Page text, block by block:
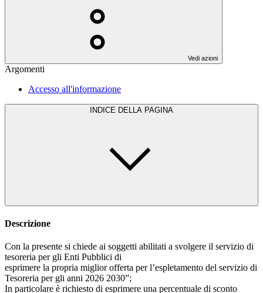
Vedi azioni
Argomenti
Accesso all'informazione
INDICE DELLA PAGINA
Descrizione
Con la presente si chiede ai soggetti abilitati a svolgere il servizio di
tesoreria per gli Enti Pubblici di
esprimere la propria miglior offerta per l’espletamento del servizio di
Tesoreria per gli anni 2026 2030”;
In particolare è richiesto di esprimere una percentuale di sconto